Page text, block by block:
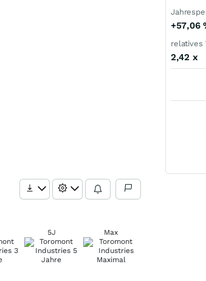
5J Max
+57,06
relatives
2,42 x